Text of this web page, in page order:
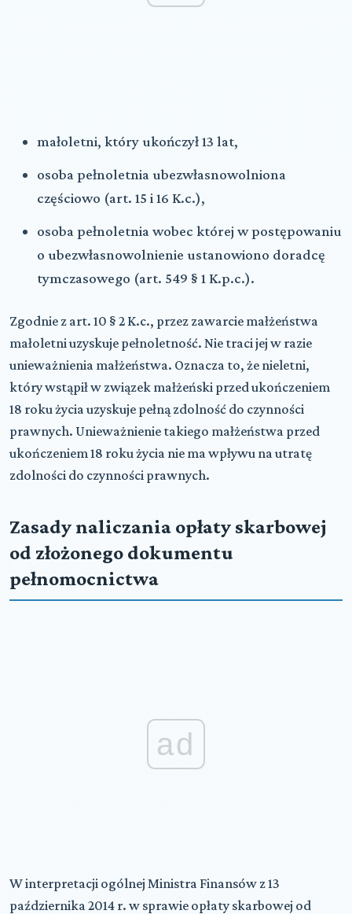
małoletni, który ukończył 13 lat,
osoba pełnoletnia ubezwłasnowolniona
częściowo (art. 15 i 16 K.c.),
osoba pełnoletnia wobec której w postępowaniu
o ubezwłasnowolnienie ustanowiono doradcę
tymczasowego (art. 549 § 1 K.p.c.).
Zgodnie z art. 10 § 2 K.c., przez zawarcie małżeństwa
małoletni uzyskuje pełnoletność. Nie traci jej w razie
unieważnienia małżeństwa. Oznacza to, że nieletni,
który wstąpił w związek małżeński przed ukończeniem
18 roku życia uzyskuje pełną zdolność do czynności
prawnych. Unieważnienie takiego małżeństwa przed
ukończeniem 18 roku życia nie ma wpływu na utratę
zdolności do czynności prawnych.
Zasady naliczania opłaty skarbowej
od złożonego dokumentu
pełnomocnictwa
ad
W interpretacji ogólnej Ministra Finansów z 13
października 2014 r. w sprawie opłaty skarbowej od